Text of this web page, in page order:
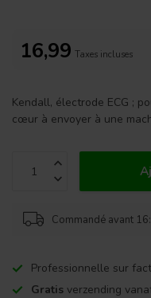
16,99 Taxes incluses
Kendall, électrode ECG ;
cœur à envoyer à une
Commandé avant
Professionnelle sur
Gratis verzending